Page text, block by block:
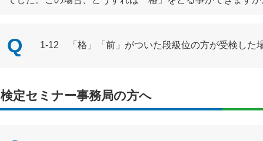
1-12 「格」「前」がついた段級位の方が受検した
検定セミナー事務局の方へ